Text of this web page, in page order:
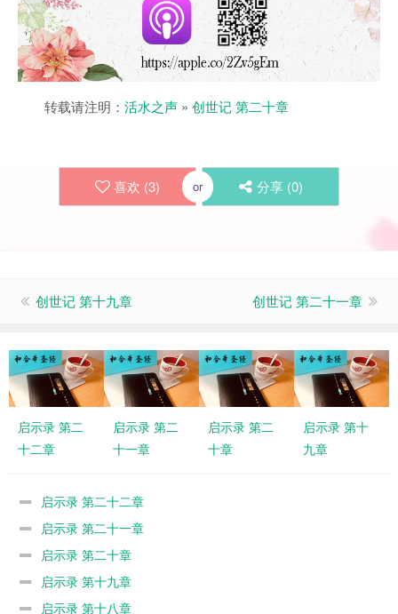
转载请注明： 活水之声 » 创世记 第二十章
喜欢 (3) or 分享 (0)
创世记 第十九章 创世记 第二十一章
启示录 第二
十二章
启示录 第二
十一章
启示录 第二
十章
启示录 第十
九章
启示录 第二十二章
启示录 第二十一章
启示录 第二十章
启示录 第十九章
启示录 第十八章